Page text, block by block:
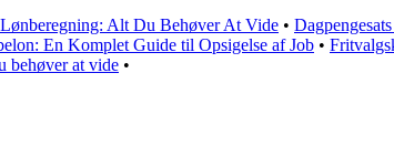
Alt Du Behøver At Vide •
En Komplet Guide til Opsigelse af Job •
behøver at vide •